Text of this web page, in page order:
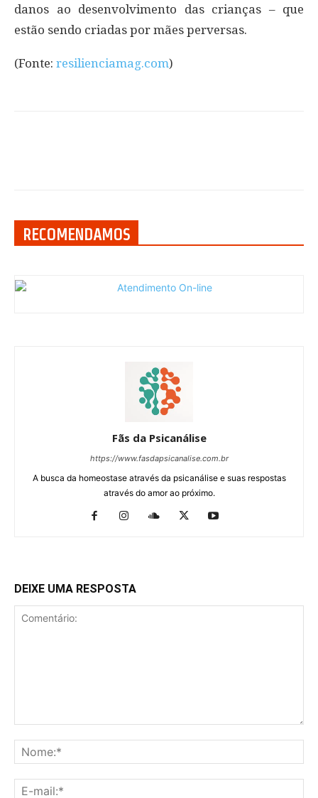
danos ao desenvolvimento das crianças – que
estão sendo criadas por mães perversas.
(Fonte: resilienciamag.com)
RECOMENDAMOS
Fãs da Psicanálise
https://www.fasdapsicanalise.com.br
A busca da homeostase através da psicanálise e suas respostas
através do amor ao próximo.
DEIXE UMA RESPOSTA